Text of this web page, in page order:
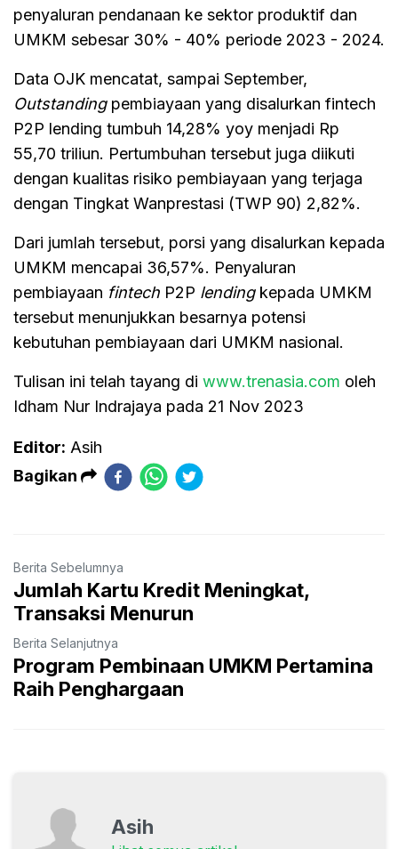
penyaluran pendanaan ke sektor produktif dan
UMKM sebesar 30% - 40% periode 2023 - 2024.
Data OJK mencatat, sampai September,
Outstanding pembiayaan yang disalurkan fintech
P2P lending tumbuh 14,28% yoy menjadi Rp
55,70 triliun. Pertumbuhan tersebut juga diikuti
dengan kualitas risiko pembiayaan yang terjaga
dengan Tingkat Wanprestasi (TWP 90) 2,82%.
Dari jumlah tersebut, porsi yang disalurkan kepada
UMKM mencapai 36,57%. Penyaluran
pembiayaan fintech P2P lending kepada UMKM
tersebut menunjukkan besarnya potensi
kebutuhan pembiayaan dari UMKM nasional.
Tulisan ini telah tayang di www.trenasia.com oleh
Idham Nur Indrajaya pada 21 Nov 2023
Editor: Asih
Bagikan
Berita Sebelumnya
Jumlah Kartu Kredit Meningkat,
Transaksi Menurun
Berita Selanjutnya
Program Pembinaan UMKM Pertamina
Raih Penghargaan
Asih